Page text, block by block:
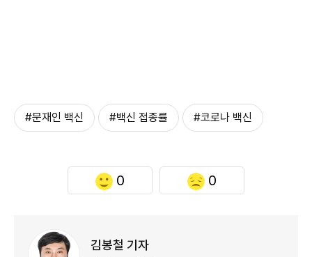
#문재인 백신 #백신 접종률 #코로나 백신
0 0
김봉철 기자